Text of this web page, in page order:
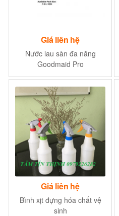
Giá liên hệ
Nước lau sàn đa năng
Goodmaid Pro
Giá liên hệ
Bình xịt đựng hóa chất vệ
sinh